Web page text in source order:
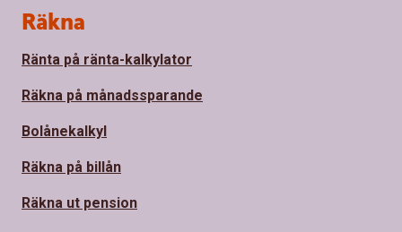
Sidfot
Räkna
Ränta på ränta-kalkylator
Räkna på månadssparande
Bolånekalkyl
Räkna på billån
Räkna ut pension